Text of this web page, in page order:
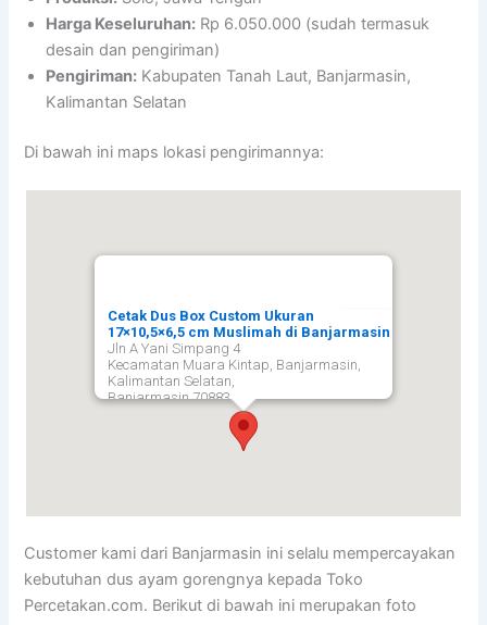
Harga Keseluruhan: Rp 6.050.000 (sudah termasuk
desain dan pengiriman)
Pengiriman: Kabupaten Tanah Laut, Banjarmasin,
Kalimantan Selatan
Di bawah ini maps lokasi pengirimannya:
Cetak Dus Box Custom Ukuran
17×10,5×6,5 cm Muslimah di Banjarmasin
Jln A Yani Simpang 4
Kecamatan Muara Kintap, Banjarmasin,
Kalimantan Selatan,
Banjarmasin 70883
Customer kami dari Banjarmasin ini selalu mempercayakan
kebutuhan dus ayam gorengnya kepada Toko
Percetakan.com. Berikut di bawah ini merupakan foto